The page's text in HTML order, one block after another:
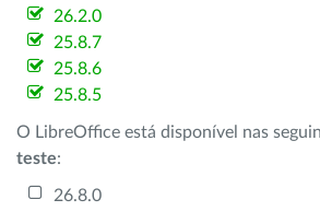
26.2.0
25.8.7
25.8.6
25.8.5
O LibreOffice está disponível nas
teste:
26.8.0